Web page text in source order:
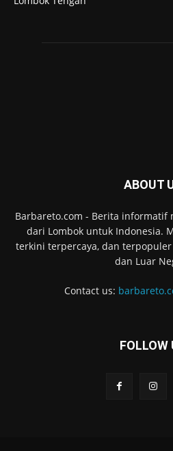
ABOUT
Barbareto.com - Berita informatif
dari Lombok untuk Indonesia.
terkini terpercaya, dan
dan Luar
Contact us:
FOLLOW